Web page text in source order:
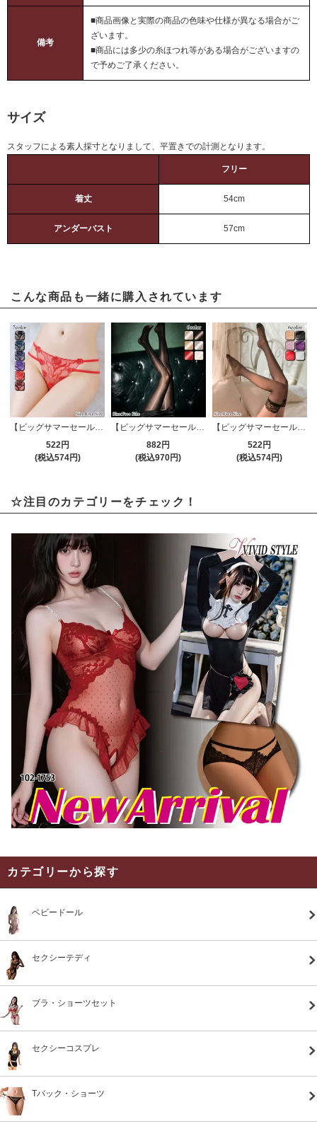
備考
■商品画像と実際の商品の色味や仕様が異なる場合がご
ざいます。
■商品には多少の糸ほつれ等がある場合がございますの
で予めご了承ください。
サイズ
スタッフによる素人採寸となりまして、平置きでの計測となります。
フリー
着丈 54cm
アンダーバスト 57cm
こんな商品も一緒に購入されています
【ビッグサマーセール対象品】Tバック・ショーツ(T-BACK・SHORTS) 828
522円
(税込574円)
【ビッグサマーセール対象品】ストッキング(STOCKING) 624
882円
(税込970円)
【ビッグサマーセール対象品】ストッキング(STOCKING) 636
522円
(税込574円)
☆注目のカテゴリーをチェック！
カテゴリーから探す
ベビードール
セクシーテディ
ブラ・ショーツセット
セクシーコスプレ
Tバック・ショーツ